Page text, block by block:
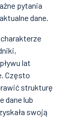
pytania
dane.
lat
Często
strukturę
dane lub
swoją